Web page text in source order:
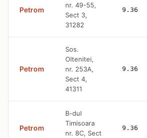
Petrom
nr. 49-55,
Sect 3,
31282
9.36
Petrom
Sos.
Oltenitei,
nr. 253A,
Sect 4,
41311
9.36
Petrom
B-dul
Timisoara
nr. 8C, Sect
9.36